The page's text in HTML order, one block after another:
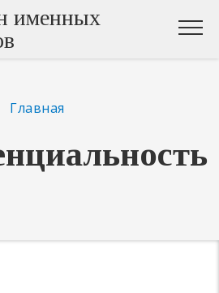
именных
Главная